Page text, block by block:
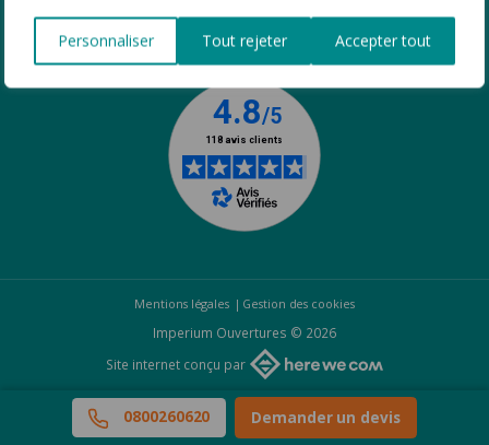
Personnaliser Tout rejeter Accepter tout
0800260620 Demander un devis
Mentions légales Gestion des cookies
Imperium Ouvertures © 2026
Site internet conçu par